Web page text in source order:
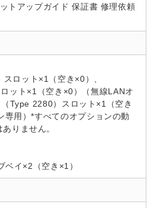
トアップガイド 保証書 修理依頼
ロット×1（空き×0）、
ット×1（空き×0）（無線LANオ
Type 2280）スロット×1（空き
専用）*すべてのオプションの動
りません。
イ×2（空き×1）